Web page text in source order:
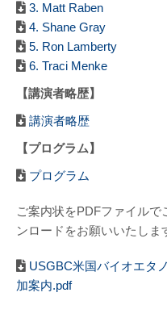
3. Matt Raben
4. Shane Gray
5. Ron Lamberty
6. Traci Menke
【講演者略歴】
講演者略歴
【プログラム】
プログラム
ご案内状をPDFファイル
ンロードをお願いいたしま
USGBC米国バイオエタ
加案内.pdf